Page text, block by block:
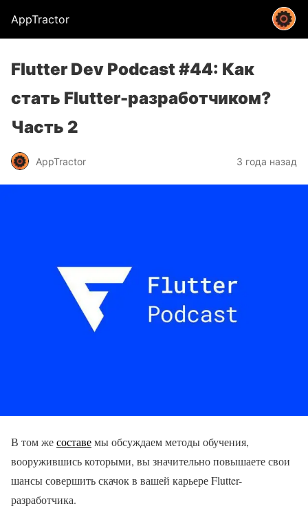
AppTractor
Flutter Dev Podcast #44: Как
стать Flutter-разработчиком?
Часть 2
AppTractor 3 года назад
В том жесоставемы обсуждаем методы обучения,
вооружившись которыми, вы значительно повышаете свои
шансы совершить скачок в вашей карьере Flutter-
разработчика.